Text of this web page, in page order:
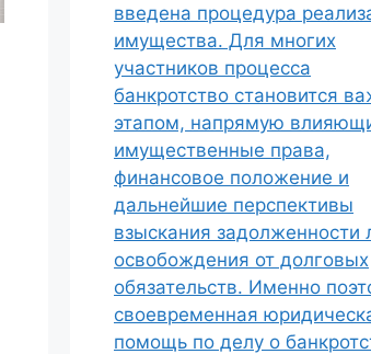
введена процедура
имущества. Для многих
участников процесса
банкротство становится
этапом, напрямую
имущественные права,
финансовое положение и
дальнейшие перспективы
взыскания задолженности
освобождения от долговых
обязательств. Именно
своевременная
помощь по делу о